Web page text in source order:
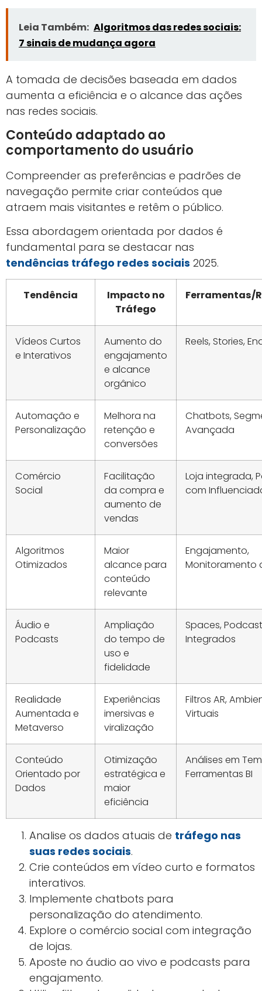
Leia Também: Algoritmos das redes sociais:
7 sinais de mudança agora
A tomada de decisões baseada em dados
aumenta a eficiência e o alcance das ações
nas redes sociais.
Conteúdo adaptado ao
comportamento do usuário
Compreender as preferências e padrões de
navegação permite criar conteúdos que
atraem mais visitantes e retêm o público.
Essa abordagem orientada por dados é
fundamental para se destacar nas
tendências tráfego redes sociais 2025.
Tendência
Impacto no
Tráfego
Ferramentas/
Vídeos Curtos
e Interativos
Aumento do
engajamento
e alcance
orgânico
Reels, Stories,
Automação e
Personalização
Melhora na
retenção e
conversões
Chatbots,
Avançada
Comércio
Social
Facilitação
da compra e
aumento de
vendas
Loja integrada,
com
Algoritmos
Otimizados
Maior
alcance para
conteúdo
relevante
Engajamento,
Monitoramento
Áudio e
Podcasts
Ampliação
do tempo de
uso e
fidelidade
Spaces,
Integrados
Realidade
Aumentada e
Metaverso
Experiências
imersivas e
viralização
Filtros AR,
Virtuais
Conteúdo
Orientado por
Dados
Otimização
estratégica e
maior
eficiência
Análises em
Ferramentas BI
Analise os dados atuais de tráfego nas
suas redes sociais.
Crie conteúdos em vídeo curto e formatos
interativos.
Implemente chatbots para
personalização do atendimento.
Explore o comércio social com integração
de lojas.
Aposte no áudio ao vivo e podcasts para
engajamento.